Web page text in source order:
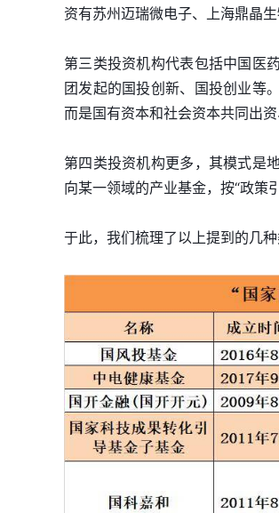
资有苏州迈瑞微电子、上海鼎晶
第三类投资机构代表包括中国医
团发起的国投创新、国投创业等
而是国有资本和社会资本共同出资
第四类投资机构更多，其模式是
向某一领域的产业基金，按“政策
于此，我们梳理了以上提到的几种